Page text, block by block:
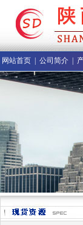
网站首页 公司简介